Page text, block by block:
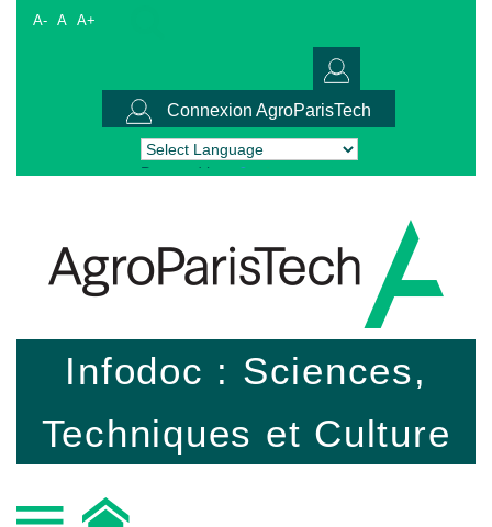
A- A A+
Connexion AgroParisTech
Powered by Translate
Infodoc : Sciences,
Techniques et Culture